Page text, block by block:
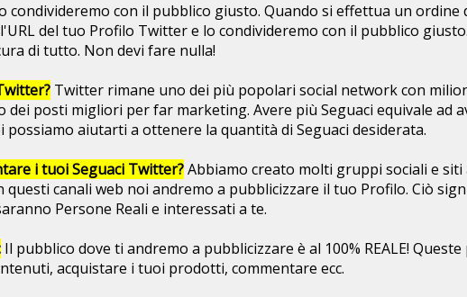
condivideremo con il pubblico giusto. Quando si effettua un
del tuo Profilo Twitter e lo condivideremo con il pubblico
di tutto. Non devi fare nulla!
Twitter rimane uno dei più popolari social network con
dei posti migliori per far marketing. Avere più Seguaci equivale ad
aiutarti a ottenere la quantità di Seguaci desiderata.
i tuoi Seguaci Twitter?Abbiamo creato molti gruppi sociali e
questi canali web noi andremo a pubblicizzare il tuo Profilo. Ciò
Persone Reali e interessati a te.
Il pubblico dove ti andremo a pubblicizzare è al 100% REALE!
acquistare i tuoi prodotti, commentare ecc.